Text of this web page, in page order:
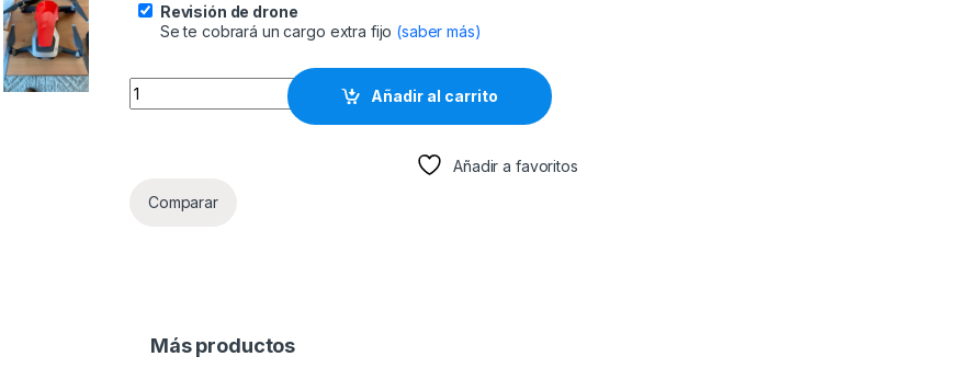
Revisión de drone
Se te cobrará un cargo extra fijo (saber más)
DJI MAVIC AIR (3978) quantity
Añadir al carrito
Añadir a favoritos
Comparar
Más productos